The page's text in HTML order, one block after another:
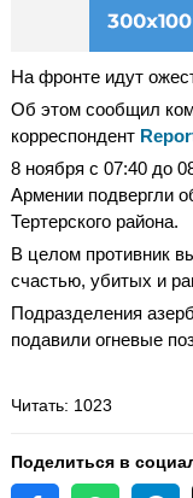
На фронте идут
Об этом сообщил
корреспондент
8 ноября с 07:40 до
Армении подвергли
Тертерского района.
В целом противник
счастью, убитых и
Подразделения
подавили огневые
Читать: 1023
Поделиться в